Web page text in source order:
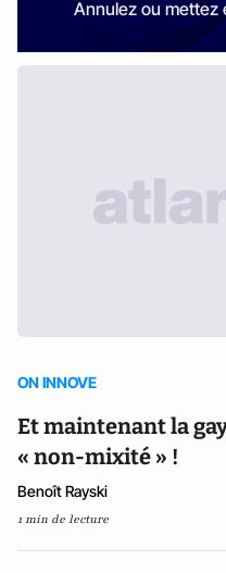
Annulez ou mettez
ON INNOVE
Et maintenant la
« non-mixité » !
Benoît Rayski
1 min de lecture